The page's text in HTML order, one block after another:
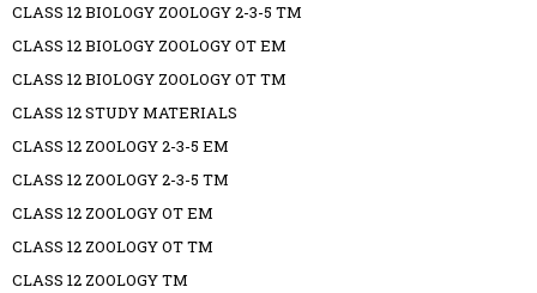
CLASS 12 BIOLOGY ZOOLOGY 2-3-5 TM
CLASS 12 BIOLOGY ZOOLOGY OT EM
CLASS 12 BIOLOGY ZOOLOGY OT TM
CLASS 12 STUDY MATERIALS
CLASS 12 ZOOLOGY 2-3-5 EM
CLASS 12 ZOOLOGY 2-3-5 TM
CLASS 12 ZOOLOGY OT EM
CLASS 12 ZOOLOGY OT TM
CLASS 12 ZOOLOGY TM